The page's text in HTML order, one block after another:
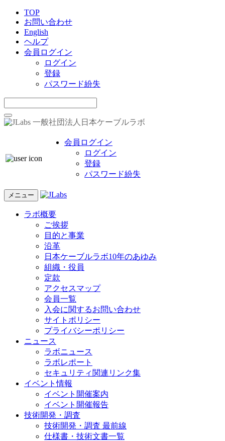
TOP
お問い合わせ
English
ヘルプ
会員ログイン
ログイン
登録
パスワード紛失
一般社団法人日本ケーブルラボ
会員ログイン
ログイン
登録
パスワード紛失
メニュー
ラボ概要
ご挨拶
目的と事業
沿革
日本ケーブルラボ10年のあゆみ
組織・役員
定款
アクセスマップ
会員一覧
入会に関するお問い合わせ
サイトポリシー
プライバシーポリシー
ニュース
ラボニュース
ラボレポート
セキュリティ関連リンク集
イベント情報
イベント開催案内
イベント開催報告
技術開発・調査
技術開発・調査 最前線
仕様書・技術文書一覧